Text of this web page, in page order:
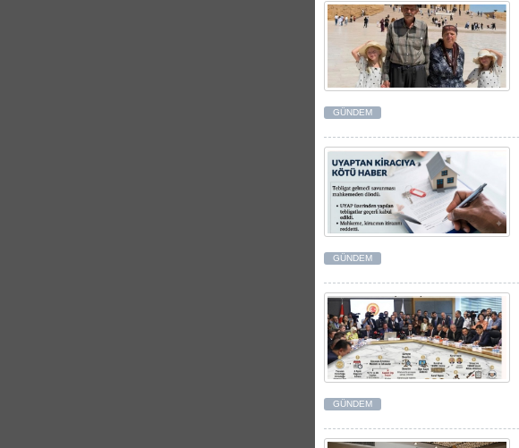
GÜNDEM
GÜNDEM
GÜNDEM